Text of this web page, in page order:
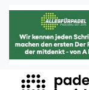
Padel
Home
Organisationen